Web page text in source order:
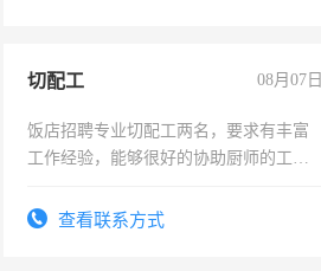
切配工 08月07日
饭店招聘专业切配工两名，要求有丰富
工作经验，能够很好的协助厨师的工
4500。查看联系方式